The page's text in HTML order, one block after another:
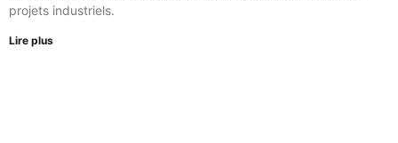
projets industriels.
Lire plus